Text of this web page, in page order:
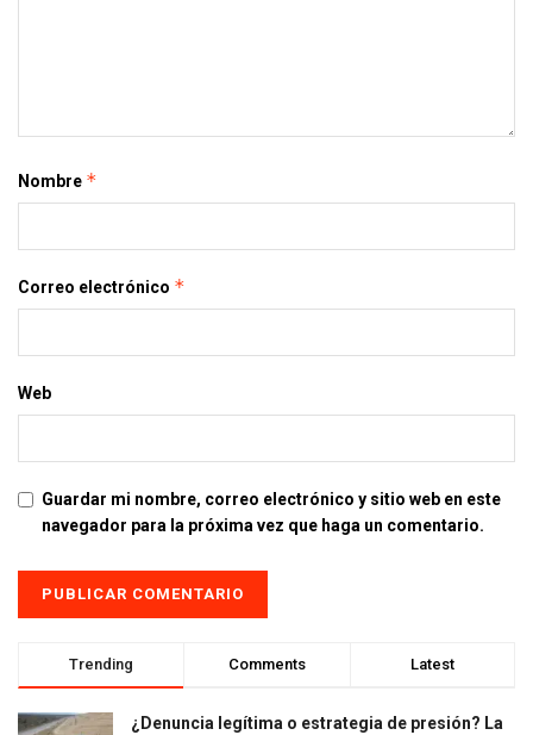
Nombre *
Correo electrónico *
Web
Guardar mi nombre, correo electrónico y sitio web en este
navegador para la próxima vez que haga un comentario.
Trending Comments Latest
¿Denuncia legítima o estrategia de presión? La